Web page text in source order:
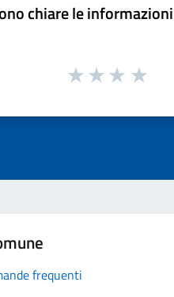
chiare le
frequenti